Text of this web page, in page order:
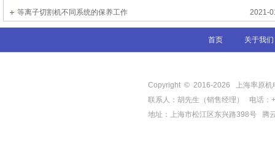
2021-
等离子切割机不同系统的保养工作
首页 关于我们
Copyright © 2016-2026
上海率原
联系人：胡先生（销售经理） 电话
地址：上海市松江区东兴路398号
腾